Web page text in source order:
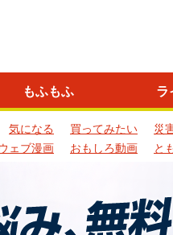
もふもふ ラ
気になる 買ってみたい 災
ェブ漫画 おもしろ動画 と